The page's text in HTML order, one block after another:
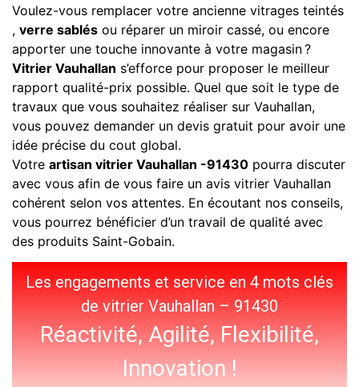
Voulez-vous remplacer votre ancienne vitrages teintés
, verre sablés ou réparer un miroir cassé, ou encore
apporter une touche innovante à votre magasin ?
Vitrier Vauhallan s’efforce pour proposer le meilleur
rapport qualité-prix possible. Quel que soit le type de
travaux que vous souhaitez réaliser sur Vauhallan,
vous pouvez demander un devis gratuit pour avoir une
idée précise du cout global.
Votre artisan vitrier Vauhallan -91430 pourra discuter
avec vous afin de vous faire un avis vitrier Vauhallan
cohérent selon vos attentes. En écoutant nos conseils,
vous pourrez bénéficier d’un travail de qualité avec
des produits Saint-Gobain.
Les engagements et service en 4 mots clés
de vitrier Vauhallan – 91430
Réactivité, Agilité, Flexibilité,
Innovation !